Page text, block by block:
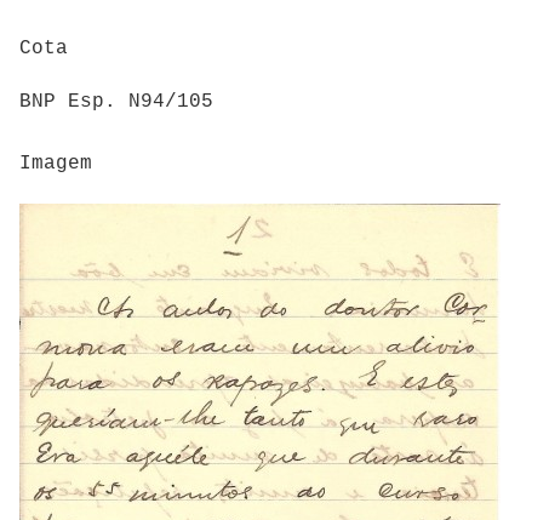
Cota
BNP Esp. N94/105
Imagem